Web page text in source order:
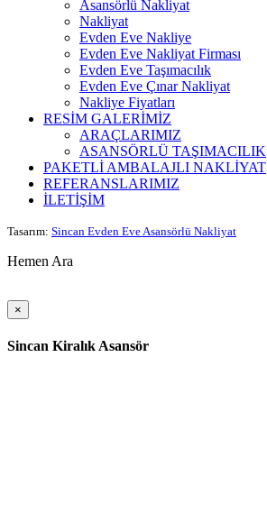
Asansörlü Nakliyat
Nakliyat
Evden Eve Nakliye
Evden Eve Nakliyat Firması
Evden Eve Taşımacılık
Evden Eve Çınar Nakliyat
Nakliye Fiyatları
RESİM GALERİMİZ
ARAÇLARIMIZ
ASANSÖRLÜ TAŞIMACILIK
PAKETLİ AMBALAJLI NAKLİYAT
REFERANSLARIMIZ
İLETİŞİM
Tasarım: Sincan Evden Eve Asansörlü Nakliyat
Hemen Ara
×
Sincan Kiralık Asansör